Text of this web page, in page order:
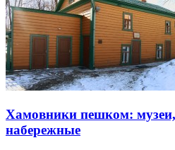
Хамовники пешком:
набережные